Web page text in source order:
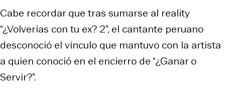
Cabe recordar que tras sumarse al reality
“¿Volverías con tu ex? 2”, el cantante peruano
desconoció el vínculo que mantuvo con la artista
a quien conoció en el encierro de “¿Ganar o
Servir?”.